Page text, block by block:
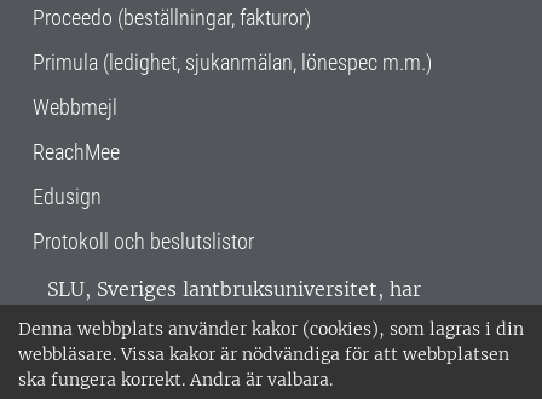
Denna webbplats använder kakor (cookies), som lagras i din
webbläsare. Vissa kakor är nödvändiga för att webbplatsen
ska fungera korrekt. Andra är valbara.
Proceedo (beställningar, fakturor)
Primula (ledighet, sjukanmälan, lönespec m.m.)
Webbmejl
ReachMee
Edusign
Protokoll och beslutslistor
SLU, Sveriges lantbruksuniversitet, har
verksamhet över hela Sverige. Huvudorter är
Alnarp, Uppsala och Umeå.SLU är
miljöcertifierat enligt ISO 14001. •